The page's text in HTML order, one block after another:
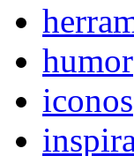
humor
iconos